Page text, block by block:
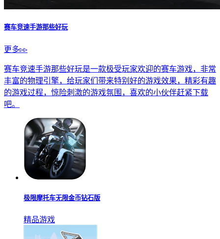
赛车竞速手游那些好玩
更多▹▹
赛车竞速手游那些好玩是一款极受玩家欢迎的赛车游戏，非常
丰富的物理引擎，给玩家们带来特别好的游戏效果，精彩有趣
的游戏过程，惊险刺激的游戏氛围，喜欢的小伙伴赶紧下载
吧。
极限摩托车无限金币钻石版
精品游戏